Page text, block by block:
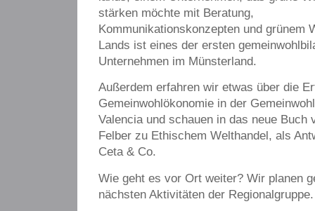
stärken möchte mit Beratung,
Kommunikationskonzepten und grünem
Lands ist eines der ersten
Unternehmen im Münsterland.
Außerdem erfahren wir etwas über die
Gemeinwohlökonomie in der
Valencia und schauen in das neue Buch
Felber zu Ethischem Welthandel, als
Ceta & Co.
Wie geht es vor Ort weiter? Wir planen
nächsten Aktivitäten der Regionalgruppe.